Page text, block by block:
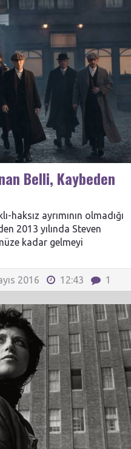
Belli, Kaybeden
haksız ayrımının olmadığı
2013 yılında Steven
kadar gelmeyi
2016 12:43 1